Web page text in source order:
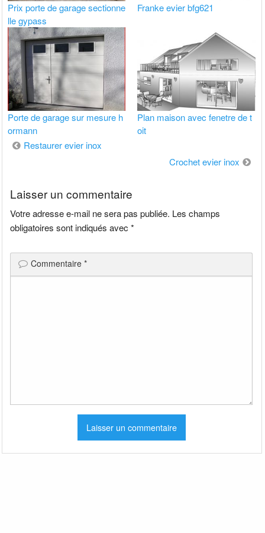
Prix porte de garage sectionne
lle gypass
Franke evier bfg621
Porte de garage sur mesure h
ormann
Plan maison avec fenetre de t
oit
Navigation
Restaurer evier inox
Crochet evier inox
Laisser un commentaire
Votre adresse e-mail ne sera pas publiée. Les champs
obligatoires sont indiqués avec*
Commentaire*